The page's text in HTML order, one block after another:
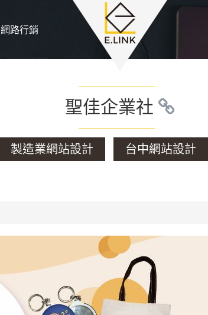
網路行銷
聖佳企業社
製造業網站設計 台中網站設計